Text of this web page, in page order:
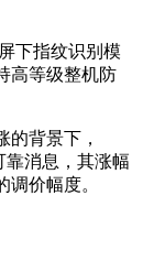
下指纹识别模
高等级整机防
的背景下，
靠消息，其涨幅
价幅度。